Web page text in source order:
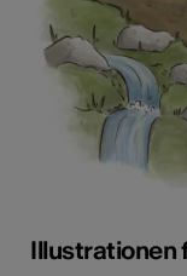
Illustrationen